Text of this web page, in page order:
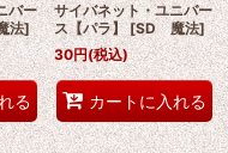
バー
法]
る
サイバネット・ユニバー
ス【パラ】 [SD 魔法]
30円(税込)
カートに入れる